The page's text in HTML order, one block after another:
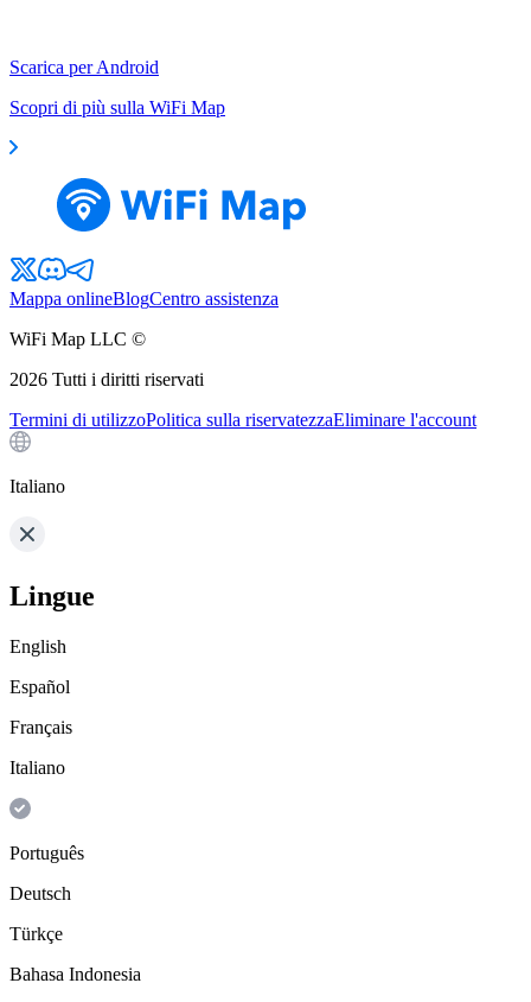
Scarica per Android
Scopri di più sulla WiFi Map
Mappa onlineBlogCentro assistenza
WiFi Map LLC ©
2026 Tutti i diritti riservati
Termini di utilizzoPolitica sulla riservatezzaEliminare l'account
Italiano
Lingue
English
Español
Français
Italiano
Português
Deutsch
Türkçe
Bahasa Indonesia